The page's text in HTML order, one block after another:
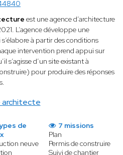
architecte
est une agence d’architecture
L’agence développe une
à partir des conditions
intervention prend appui sur
s’agisse d’un site existant à
pour produire des réponses
de
neuve
7 missions
Plan
Permis de construire
Suivi de chantier